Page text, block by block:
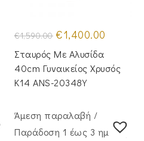
€1,590.00 Original
price
was:
€1,590.00.
€1,400.00
Σταυρός Με Αλυσίδα
40cm Γυναικείος Χρυσός
Κ14 ANS-20348Y
Άμεση παραλαβή /
Παράδoση 1 έως 3 ημέρες